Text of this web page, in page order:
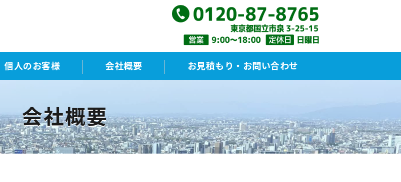
・一般廃棄物収集運搬のプロ｜株式会社光栄和｜東京都国立市
個人のお客様 会社概要 お見積もり・お問い合わせ
会社概要